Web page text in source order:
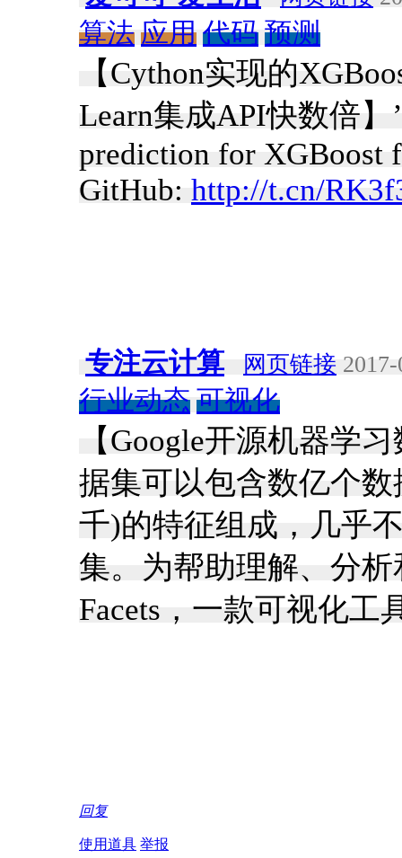
算法 应用 代码 预测
【Cython实现的
Learn集成API快数倍】
prediction for XGBoost
GitHub: http://t.cn/
专注云计算 网页链接
行业动态 可视化
【Google开源机器学
据集可以包含数亿个
千)的特征组成，几乎
集。为帮助理解、分
Facets，一款可视化工
回复
使用道具 举报